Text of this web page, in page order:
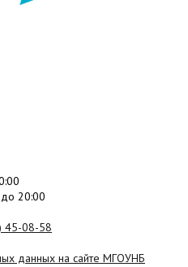
20:00
45-08-58
данных на сайте МГОУНБ